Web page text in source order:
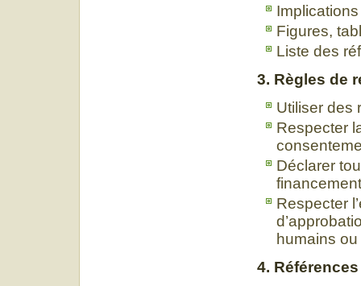
Figures,
Liste des
3. Règles de
Utiliser des
Respecter
Déclarer
financement
Respecter
humains
4.